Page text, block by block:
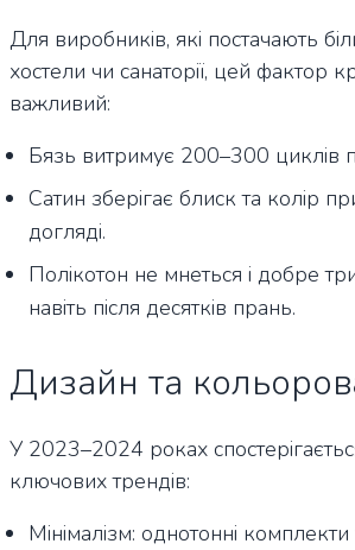
Для виробників, які постачають
хостели чи санаторії, цей фактор
важливий:
Бязь витримує 200–300 циклів
Сатин зберігає блиск та колір
догляді.
Полікотон не мнеться і добре
навіть після десятків прань.
Дизайн та
У 2023–2024 роках
ключових трендів:
Мінімалізм: однотонні